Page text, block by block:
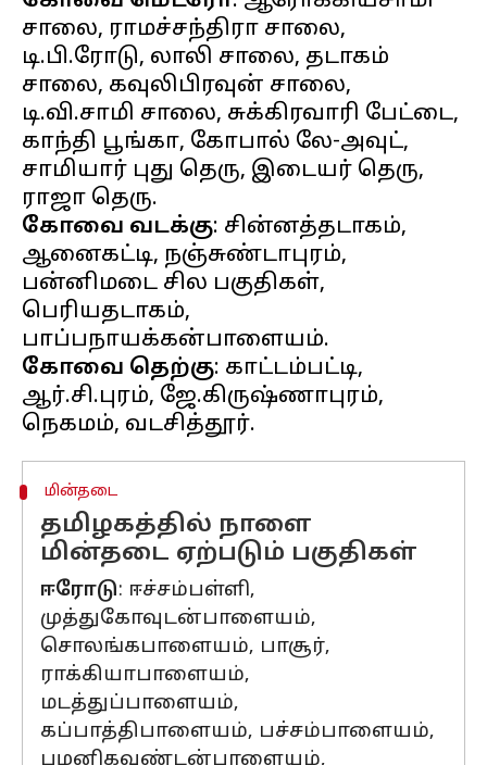
சாலை, ராமச்சந்திரா சாலை,
டி.பி.ரோடு, லாலி சாலை, தடாகம்
சாலை, கவுலிபிரவுன் சாலை,
டி.வி.சாமி சாலை, சுக்கிரவாரி பேட்டை,
காந்தி பூங்கா, கோபால் லே-அவுட்,
சாமியார் புது தெரு, இடையர் தெரு,
கோவை வடக்கு: சின்னத்தடாகம்,
ஆனைகட்டி, நஞ்சுண்டாபுரம்,
பன்னிமடை சில பகுதிகள்,
பெரியதடாகம்,
கோவை தெற்கு: காட்டம்பட்டி,
ஆர்.சி.புரம், ஜே.கிருஷ்ணாபுரம்,
மின்தடை
தமிழகத்தில் நாளை
மின்தடை ஏற்படும் பகுதிகள்
ஈரோடு: ஈச்சம்பள்ளி,
முத்துகோவுடன்பாளையம்,
சொலங்கபாளையம், பாசூர்,
ராக்கியாபாளையம்,
மடத்துப்பாளையம்,
கப்பாத்திபாளையம், பச்சம்பாளையம்,